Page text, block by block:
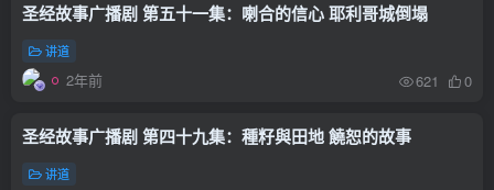
圣经故事广播剧 第五十一集：喇合的信心 耶利哥城倒塌
讲道
2年前 621 0
圣经故事广播剧 第四十九集：種籽與田地 饒恕的故事
讲道